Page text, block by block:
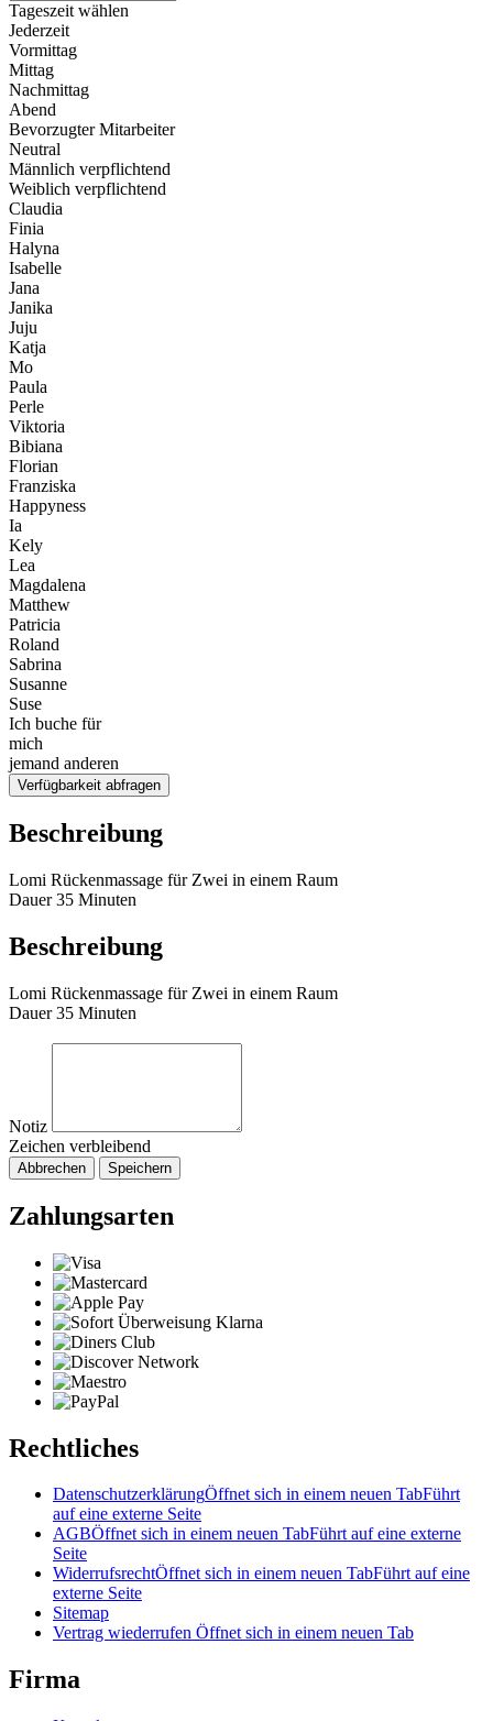
Tageszeit wählen
Jederzeit
Vormittag
Mittag
Nachmittag
Abend
Bevorzugter Mitarbeiter
Neutral
Männlich verpflichtend
Weiblich verpflichtend
Claudia
Finia
Halyna
Isabelle
Jana
Janika
Juju
Katja
Mo
Paula
Perle
Viktoria
Bibiana
Florian
Franziska
Happyness
Ia
Kely
Lea
Magdalena
Matthew
Patricia
Roland
Sabrina
Susanne
Suse
Ich buche für
mich
jemand anderen
Verfügbarkeit abfragen
Beschreibung
Lomi Rückenmassage für Zwei in einem Raum
Dauer 35 Minuten
Beschreibung
Lomi Rückenmassage für Zwei in einem Raum
Dauer 35 Minuten
Notiz
Zeichen verbleibend
Abbrechen Speichern
Zahlungsarten
Rechtliches
DatenschutzerklärungÖffnet sich in einem neuen TabFührt
auf eine externe Seite
AGBÖffnet sich in einem neuen TabFührt auf eine externe
Seite
WiderrufsrechtÖffnet sich in einem neuen TabFührt auf eine
externe Seite
Sitemap
Vertrag wiederrufen Öffnet sich in einem neuen Tab
Firma